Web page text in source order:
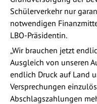
Schülerverkehr nur
notwendigen
LBO-Präsidentin.
„Wir brauchen jetzt
Ausgleich von unseren
endlich Druck auf Land
Versprechungen
Abschlagszahlungen